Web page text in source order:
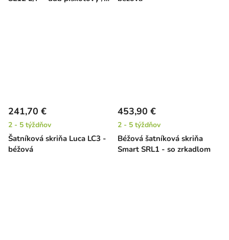
Šatníková skriňa Luca LC3 -
béžová
241,70 €
2 - 5 týždňov
Béžová šatníková skriňa
Smart SRL1 - so zrkadlom
453,90 €
2 - 5 týždňov